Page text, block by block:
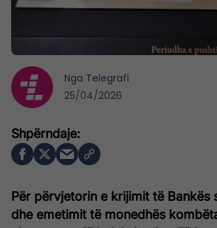
Për përvjetorin e krijimit të Bankës
dhe emetimit të monedhës
Nga Telegrafi
25/04/2026